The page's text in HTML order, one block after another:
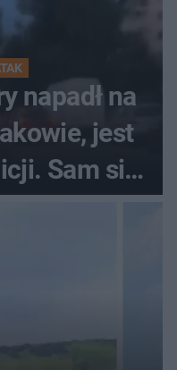
napadł na
jest
Sam się